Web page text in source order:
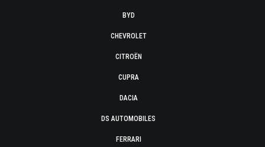
BYD
CHEVROLET
CITROËN
CUPRA
DACIA
DS AUTOMOBILES
FERRARI